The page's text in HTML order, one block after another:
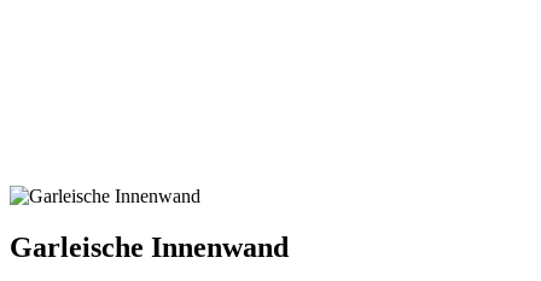
Garleische Innenwand